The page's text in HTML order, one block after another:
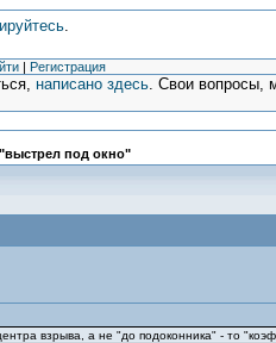
.
| Регистрация
написано здесь. Свои вопросы,
под окно"
взрыва, а не "до подоконника" - то